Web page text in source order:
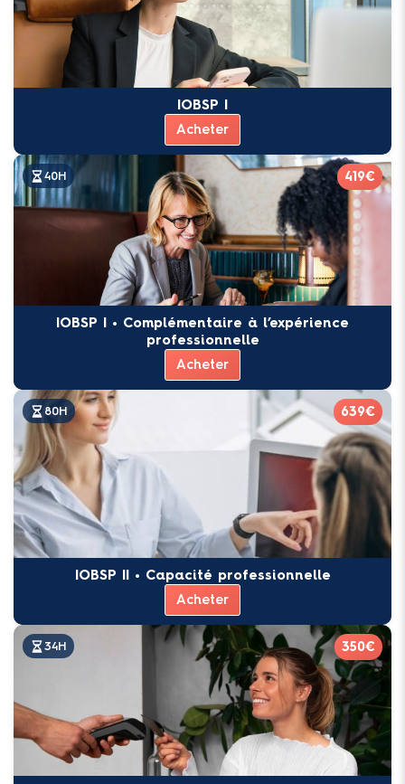
IOBSP I
Acheter
40H 419€
IOBSP I • Complémentaire à l’expérience
professionnelle
Acheter
80H 639€
IOBSP II • Capacité professionnelle
Acheter
34H 350€